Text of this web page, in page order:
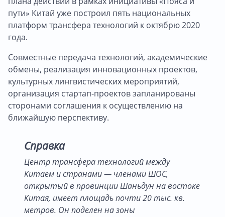
пути» Китай уже построил пять национальных
платформ трансфера технологий к октябрю 2020
года.
Совместные передача технологий, академические
обмены, реализация инновационных проектов,
культурных лингвистических мероприятий,
организация стартап-проектов запланированы
сторонами соглашения к осуществлению на
ближайшую перспективу.
Справка
Центр трансфера технологий между
Китаем и странами — членами ШОС,
открытый в провинции Шаньдун на востоке
Китая, имеет площадь почти 20 тыс. кв.
метров. Он поделен на зоны